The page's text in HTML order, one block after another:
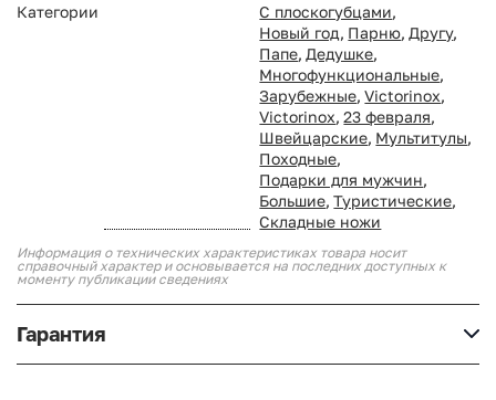
Категории
С плоскогубцами,
Новый год, Парню, Другу,
Папе, Дедушке,
Многофункциональные,
Зарубежные, Victorinox,
Victorinox, 23 февраля,
Швейцарские, Мультитулы,
Походные,
Подарки для мужчин,
Большие, Туристические,
Складные ножи
Информация о технических характеристиках товара носит
справочный характер и основывается на последних доступных к
моменту публикации сведениях
Гарантия